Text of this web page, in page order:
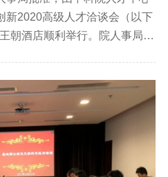
新2020高级人才洽谈会（以下
朝酒店顺利举行。院人事局副
行交流。